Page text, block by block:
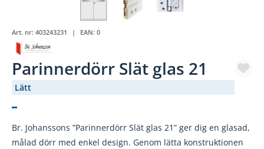
Art. nr: 403243231 EAN: 0
Parinnerdörr Slät glas 21
Lätt
Br. Johanssons ”Parinnerdörr Slät glas 21” ger dig en glasad,
målad dörr med enkel design. Genom lätta konstruktionen